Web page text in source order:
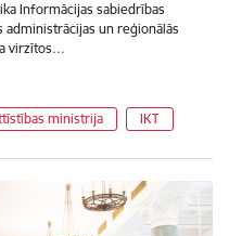
Informācijas sabiedrības
administrācijas un reģionālās
virzītos…
ministrija
IKT